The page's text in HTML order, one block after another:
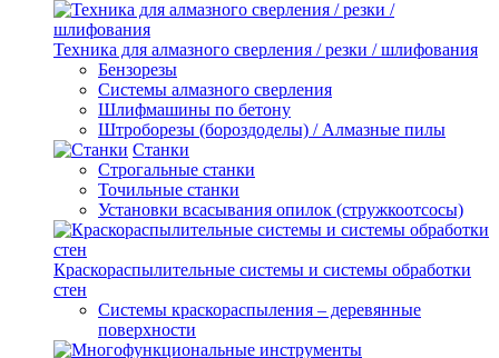
Техника для алмазного сверления / резки / шлифования
Бензорезы
Системы алмазного сверления
Шлифмашины по бетону
Штроборезы (бороздоделы) / Алмазные пилы
Станки
Строгальные станки
Точильные станки
Установки всасывания опилок (стружкоотсосы)
Краскораспылительные системы и системы обработки
стен
Системы краскораспыления – деревянные
поверхности